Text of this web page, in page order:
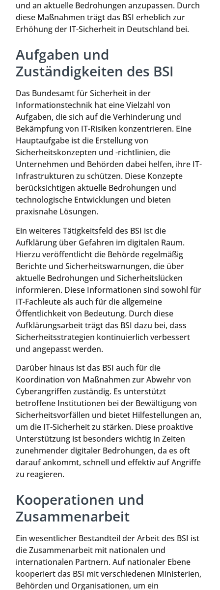
und an aktuelle Bedrohungen anzupassen. Durch
diese Maßnahmen trägt das BSI erheblich zur
Erhöhung der IT-Sicherheit in Deutschland bei.
Aufgaben und
Zuständigkeiten des BSI
Das Bundesamt für Sicherheit in der
Informationstechnik hat eine Vielzahl von
Aufgaben, die sich auf die Verhinderung und
Bekämpfung von IT-Risiken konzentrieren. Eine
Hauptaufgabe ist die Erstellung von
Sicherheitskonzepten und -richtlinien, die
Unternehmen und Behörden dabei helfen, ihre IT-
Infrastrukturen zu schützen. Diese Konzepte
berücksichtigen aktuelle Bedrohungen und
technologische Entwicklungen und bieten
praxisnahe Lösungen.
Ein weiteres Tätigkeitsfeld des BSI ist die
Aufklärung über Gefahren im digitalen Raum.
Hierzu veröffentlicht die Behörde regelmäßig
Berichte und Sicherheitswarnungen, die über
aktuelle Bedrohungen und Sicherheitslücken
informieren. Diese Informationen sind sowohl für
IT-Fachleute als auch für die allgemeine
Öffentlichkeit von Bedeutung. Durch diese
Aufklärungsarbeit trägt das BSI dazu bei, dass
Sicherheitsstrategien kontinuierlich verbessert
und angepasst werden.
Darüber hinaus ist das BSI auch für die
Koordination von Maßnahmen zur Abwehr von
Cyberangriffen zuständig. Es unterstützt
betroffene Institutionen bei der Bewältigung von
Sicherheitsvorfällen und bietet Hilfestellungen an,
um die IT-Sicherheit zu stärken. Diese proaktive
Unterstützung ist besonders wichtig in Zeiten
zunehmender digitaler Bedrohungen, da es oft
darauf ankommt, schnell und effektiv auf Angriffe
zu reagieren.
Kooperationen und
Zusammenarbeit
Ein wesentlicher Bestandteil der Arbeit des BSI ist
die Zusammenarbeit mit nationalen und
internationalen Partnern. Auf nationaler Ebene
kooperiert das BSI mit verschiedenen Ministerien,
Behörden und Organisationen, um ein